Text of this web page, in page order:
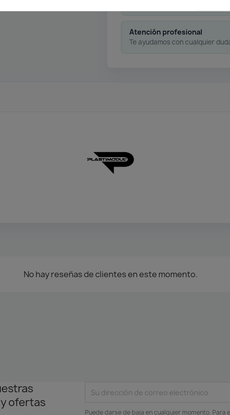
Atención profesional
Te ayudamos con cualquier
No hay reseñas de clientes en este momento.
ofertas
Puede darse de baja en cualquier momento. Para